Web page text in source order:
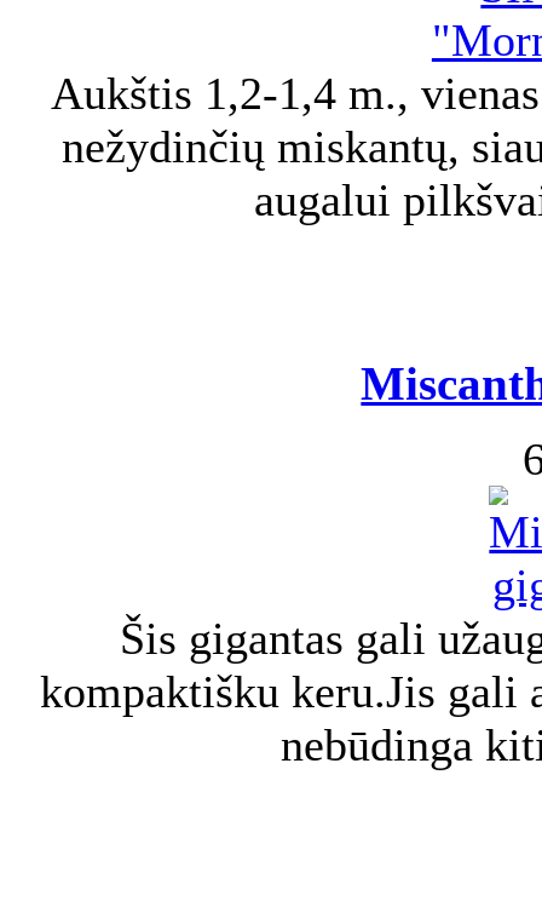
Aukštis 1,2-1,4 m.,
nežydinčių miskantų,
augalui
Šis gigantas gali
kompaktišku keru.Jis gali
nebūdinga